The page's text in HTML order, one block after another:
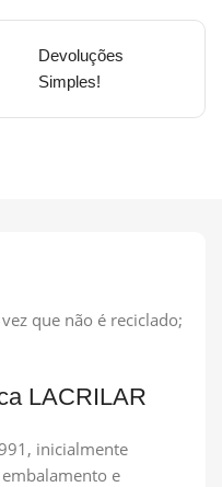
Devoluções
Simples!
que não é reciclado;
LACRILAR
inicialmente
e